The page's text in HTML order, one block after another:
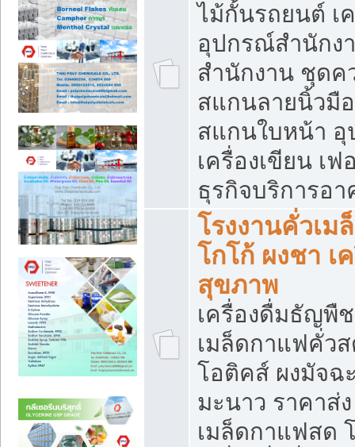
ไม้กั้นรถยนต์ เ
อุปกรณ์สำนักง
สำนักงาน ชุดค
สแกนลายนิ้วมื
สแกนใบหน้า
เครื่องเขียน เ
ธุรกิจบริการอ
โรงงานคั่วเม
โกโก้ ผงชา เ
สุขภาพ
เครื่องดื่มธัญพื
เมล็ดกาแฟคั่ว
โอติคส์ ผงมัจฉ
มะนาว ราคาส่
เมล็ดกาแฟสด